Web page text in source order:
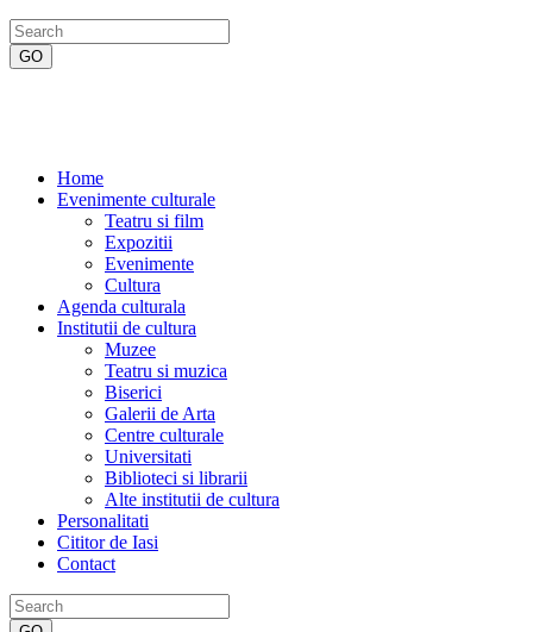
Home
Evenimente culturale
Teatru si film
Expozitii
Evenimente
Cultura
Agenda culturala
Institutii de cultura
Muzee
Teatru si muzica
Biserici
Galerii de Arta
Centre culturale
Universitati
Biblioteci si librarii
Alte institutii de cultura
Personalitati
Cititor de Iasi
Contact